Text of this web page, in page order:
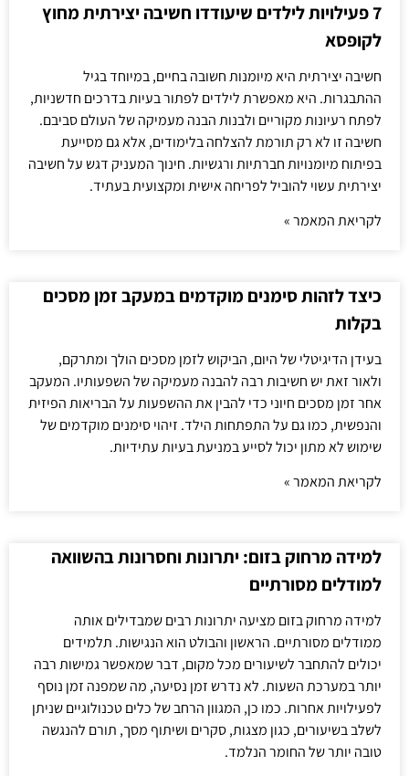
7 פעילויות לילדים שיעודדו חשיבה יצירתית מחוץ
לקופסא
חשיבה יצירתית היא מיומנות חשובה בחיים, במיוחד בגיל
ההתבגרות. היא מאפשרת לילדים לפתור בעיות בדרכים חדשניות,
לפתח רעיונות מקוריים ולבנות הבנה מעמיקה של העולם סביבם.
חשיבה זו לא רק תורמת להצלחה בלימודים, אלא גם מסייעת
בפיתוח מיומנויות חברתיות ורגשיות. חינוך המעניק דגש על חשיבה
יצירתית עשוי להוביל לפריחה אישית ומקצועית בעתיד.
לקריאת המאמר »
כיצד לזהות סימנים מוקדמים במעקב זמן מסכים
בקלות
בעידן הדיגיטלי של היום, הביקוש לזמן מסכים הולך ומתרקם,
ולאור זאת יש חשיבות רבה להבנה מעמיקה של השפעותיו. המעקב
אחר זמן מסכים חיוני כדי להבין את ההשפעות על הבריאות הפיזית
והנפשית, כמו גם על התפתחות הילד. זיהוי סימנים מוקדמים של
שימוש לא מתון יכול לסייע במניעת בעיות עתידיות.
לקריאת המאמר »
למידה מרחוק בזום: יתרונות וחסרונות בהשוואה
למודלים מסורתיים
למידה מרחוק בזום מציעה יתרונות רבים שמבדילים אותה
ממודלים מסורתיים. הראשון והבולט הוא הנגישות. תלמידים
יכולים להתחבר לשיעורים מכל מקום, דבר שמאפשר גמישות רבה
יותר במערכת השעות. לא נדרש זמן נסיעה, מה שמפנה זמן נוסף
לפעילויות אחרות. כמו כן, המגוון הרחב של כלים טכנולוגיים שניתן
לשלב בשיעורים, כגון מצגות, סקרים ושיתוף מסך, תורם להנגשה
טובה יותר של החומר הנלמד.